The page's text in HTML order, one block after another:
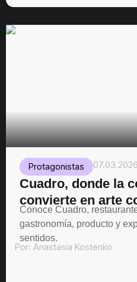
Protagonistas 07.03.2026
Cuadro, donde la
convierte en arte
Conoce Cuadro,
gastronomía, producto y
sentidos.
Por: Anastasia Kostenko